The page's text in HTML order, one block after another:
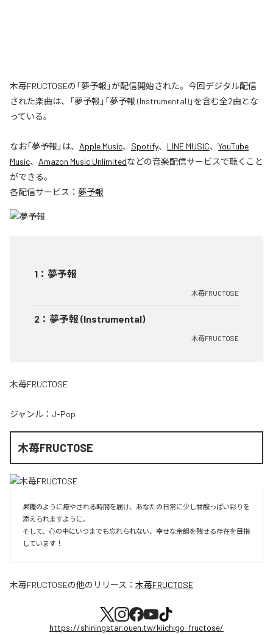
木苺FRUCTOSEの「夢予報」が配信開始された。今回デジタル配信
された楽曲は、「夢予報」「夢予報 (Instrumental)」を含む全2曲とな
っている。
なお「夢予報 」は、 Apple Music、 Spotify、 LINE MUSIC、 YouTube
Music、 Amazon Music Unlimitedなどの音楽配信サービスで聴くこと
ができる。
各配信サービス： 夢予報
1 ： 夢予報
木苺FRUCTOSE
2 ： 夢予報 (Instrumental)
木苺FRUCTOSE
木苺FRUCTOSE
ジャンル： J-Pop
木苺FRUCTOSE
果糖のように癒やされる時間を届け、あなたの日常に少し甘酸っぱい彩りを
添えられますように。
そして、心の中にいつまでも忘れられない、幸せな余韻を残せる存在を目指
しています！
木苺FRUCTOSEの他のリリース： 木苺FRUCTOSE
https://shiningstar.ouen.tw/kiichigo-fructose/